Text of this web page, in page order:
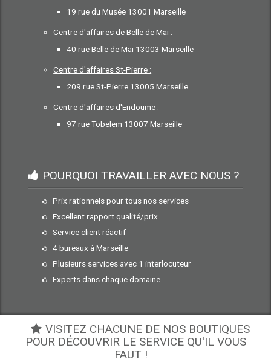
19 rue du Musée 13001 Marseille
Centre d'affaires de Belle de Mai :
40 rue Belle de Mai 13003 Marseille
Centre d'affaires St-Pierre :
209 rue St-Pierre 13005 Marseille
Centre d'affaires d'Endoume :
97 rue Tobelem 13007 Marseille
POURQUOI TRAVAILLER AVEC NOUS ?
Prix rationnels pour tous nos services
Excellent rapport qualité/prix
Service client réactif
4 bureaux à Marseille
Plusieurs services avec 1 interlocuteur
Experts dans chaque domaine
VISITEZ CHACUNE DE NOS BOUTIQUES
POUR DÉCOUVRIR LE SERVICE QU'IL VOUS
FAUT !